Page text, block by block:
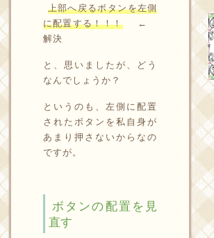
上部へ戻るボタンを左側
に配置する！！！
←
解決
と、思いましたが、どう
なんでしょうか？
というのも、左側に配置
されたボタンを私自身が
あまり押さないからなの
ですが。
ボタンの配置を見
直す